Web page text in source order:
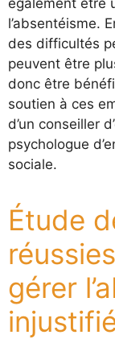
également être
l’absentéisme.
des difficultés
peuvent être
donc être
soutien à ces
d’un conseiller
psychologue
sociale.
Étude
gérer